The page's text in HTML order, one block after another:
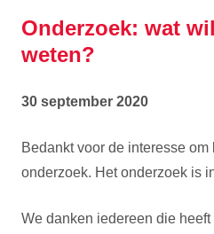
Onderzoek: wat
weten?
30 september 2020
Bedankt voor de interesse
onderzoek. Het onderzoek is
We danken iedereen die